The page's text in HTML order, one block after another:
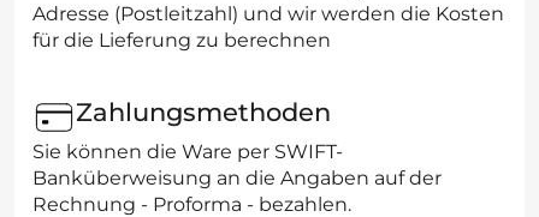
Adresse (Postleitzahl) und wir werden die Kosten
für die Lieferung zu berechnen
Zahlungsmethoden
Sie können die Ware per SWIFT-
Banküberweisung an die Angaben auf der
Rechnung - Proforma - bezahlen.